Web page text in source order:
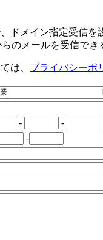
ドメイン指定受信を
らのメールを受信で
は、 プライバシーポ
-
-
-